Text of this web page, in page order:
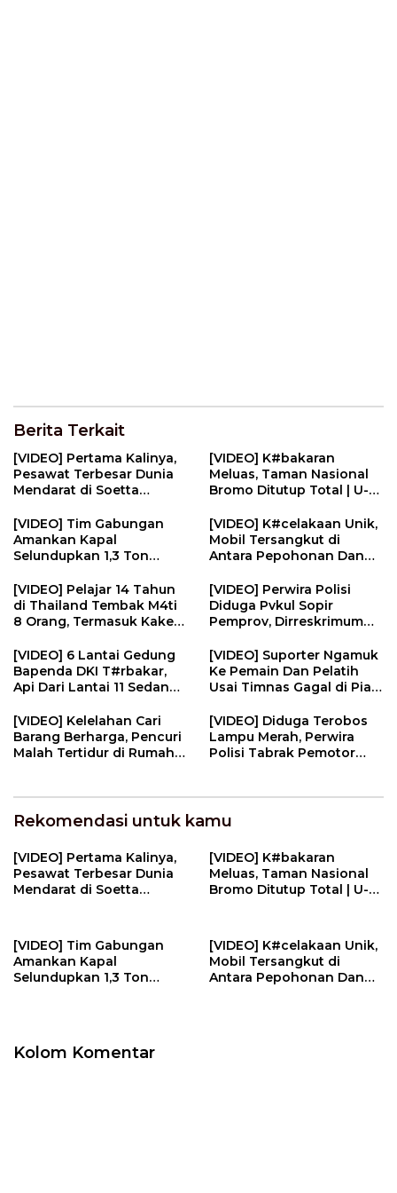
Berita Terkait
[VIDEO] Pertama Kalinya,
Pesawat Terbesar Dunia
Mendarat di Soetta
U-NEWS
[VIDEO] K#bakaran
Meluas, Taman Nasional
Bromo Ditutup Total | U-
[VIDEO] Tim Gabungan
Amankan Kapal
Selundupkan 1,3 Ton
Bintan | U-NEWS
[VIDEO] K#celakaan Unik,
Mobil Tersangkut di
Antara Pepohonan Dan
[VIDEO] Pelajar 14 Tahun
di Thailand Tembak M4ti
8 Orang, Termasuk Kakek
[VIDEO] Perwira Polisi
Diduga Pvkul Sopir
Pemprov, Dirreskrimum
Video Dipotong | U-NEWS
[VIDEO] 6 Lantai Gedung
Bapenda DKI T#rbakar,
Api Dari Lantai 11 Sedang
[VIDEO] Suporter Ngamuk
Ke Pemain Dan Pelatih
Usai Timnas Gagal di Piala
[VIDEO] Kelelahan Cari
Barang Berharga, Pencuri
Malah Tertidur di Rumah
[VIDEO] Diduga Terobos
Lampu Merah, Perwira
Polisi Tabrak Pemotor
Rekomendasi untuk kamu
[VIDEO] Pertama Kalinya,
Pesawat Terbesar Dunia
Mendarat di Soetta
[VIDEO] K#bakaran
Meluas, Taman Nasional
Bromo Ditutup Total | U-
[VIDEO] Tim Gabungan
Amankan Kapal
Selundupkan 1,3 Ton
[VIDEO] K#celakaan Unik,
Mobil Tersangkut di
Antara Pepohonan Dan
Kolom Komentar